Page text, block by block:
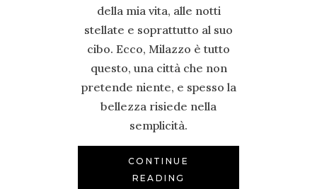
della mia vita, alle notti
stellate e soprattutto al suo
cibo. Ecco, Milazzo è tutto
questo, una città che non
pretende niente, e spesso la
bellezza risiede nella
semplicità.
CONTINUE
READING